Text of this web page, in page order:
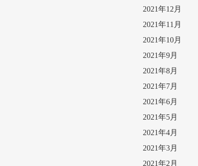
2021年12月
2021年11月
2021年10月
2021年9月
2021年8月
2021年7月
2021年6月
2021年5月
2021年4月
2021年3月
2021年2月